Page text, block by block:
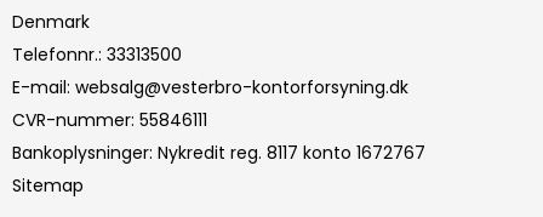
Denmark
Telefonnr.: 33313500
E-mail: websalg@vesterbro-kontorforsyning.dk
CVR-nummer: 55846111
Bankoplysninger: Nykredit reg. 8117 konto 1672767
Sitemap